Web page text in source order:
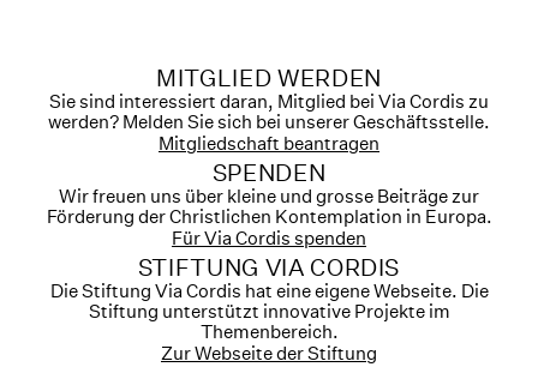
MITGLIED WERDEN
Sie sind interessiert daran, Mitglied bei Via Cordis zu
werden? Melden Sie sich bei unserer Geschäftsstelle.
Mitgliedschaft beantragen
SPENDEN
Wir freuen uns über kleine und grosse Beiträge zur
Förderung der Christlichen Kontemplation in Europa.
Für Via Cordis spenden
STIFTUNG VIA CORDIS
Die Stiftung Via Cordis hat eine eigene Webseite. Die
Stiftung unterstützt innovative Projekte im
Themenbereich.
Zur Webseite der Stiftung